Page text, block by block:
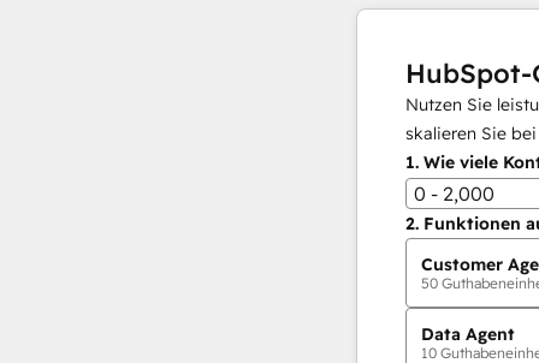
HubSpot-
Nutzen Sie
skalieren Sie
1. Wie viele
0 - 2,000
2. Funktionen
Customer
50
Data Agent
10